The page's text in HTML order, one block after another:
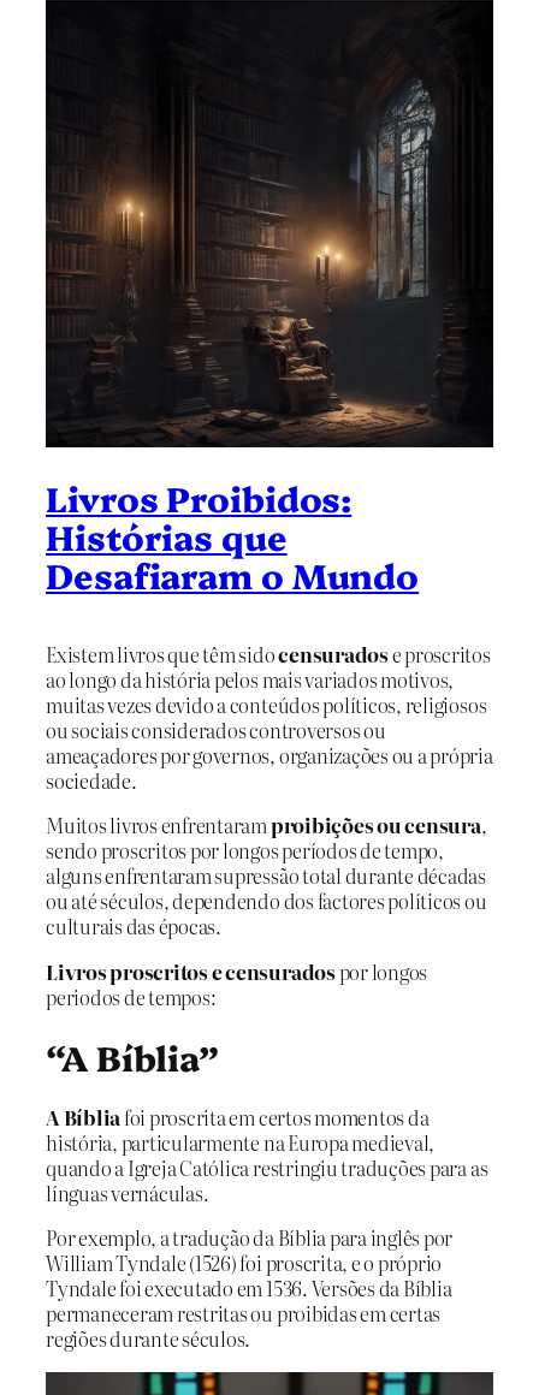
Livros Proibidos:
Histórias que
Desafiaram o Mundo
Existem livros que têm sidocensuradose proscritos
ao longo da história pelos mais variados motivos,
muitas vezes devido a conteúdos políticos, religiosos
ou sociais considerados controversos ou
ameaçadores por governos, organizações ou a própria
sociedade.
Muitos livros enfrentaramproibições ou censura,
sendo proscritos por longos períodos de tempo,
alguns enfrentaram supressão total durante décadas
ou até séculos, dependendo dos factores políticos ou
culturais das épocas.
Livros proscritos e censuradospor longos
periodos de tempos:
“A Bíblia”
A Bíbliafoi proscrita em certos momentos da
história, particularmente na Europa medieval,
quando a Igreja Católica restringiu traduções para as
línguas vernáculas.
Por exemplo, a tradução da Bíblia para inglês por
William Tyndale (1526) foi proscrita, e o próprio
Tyndale foi executado em 1536. Versões da Bíblia
permaneceram restritas ou proibidas em certas
regiões durante séculos.